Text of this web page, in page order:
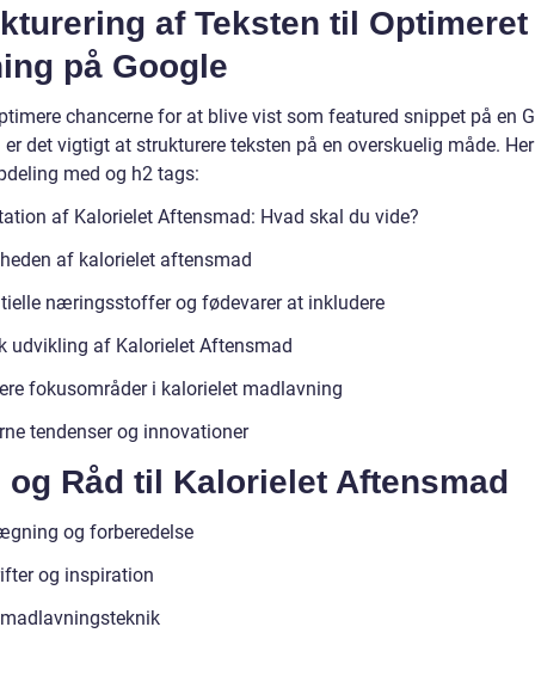
af Teksten til Optimeret
på Google
chancerne for at blive vist som featured snippet på en
det vigtigt at strukturere teksten på en overskuelig måde.
med og h2 tags:
af Kalorielet Aftensmad: Hvad skal du vide?
af kalorielet aftensmad
næringsstoffer og fødevarer at inkludere
udvikling af Kalorielet Aftensmad
fokusområder i kalorielet madlavning
tendenser og innovationer
og Råd til Kalorielet Aftensmad
og forberedelse
og inspiration